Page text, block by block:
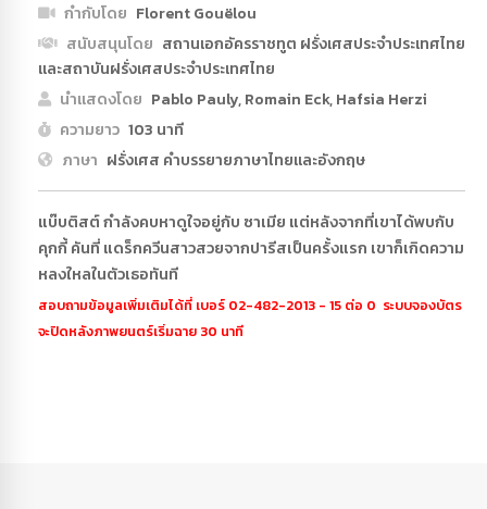
กำกับโดย Florent Gouëlou
สนับสนุนโดย สถานเอกอัครราชทูต ฝรั่งเศสประจําประเทศไทย
และสถาบันฝรั่งเศสประจําประเทศไทย
นำแสดงโดย Pablo Pauly, Romain Eck, Hafsia Herzi
ความยาว 103 นาที
ภาษา ฝรั่งเศส คำบรรยายภาษาไทยและอังกฤษ
แบ๊บติสต์ กำลังคบหาดูใจอยู่กับ ซาเมีย แต่หลังจากที่เขาได้พบกับ
คุกกี้ คันที่ แดร็กควีนสาวสวยจากปารีสเป็นครั้งแรก เขาก็เกิดความ
หลงใหลในตัวเธอทันที
สอบถามข้อมูลเพิ่มเติมได้ที่ เบอร์ 02-482-2013 - 15 ต่อ 0 ระบบจองบัตร
จะปิดหลังภาพยนตร์เริ่มฉาย 30 นาที